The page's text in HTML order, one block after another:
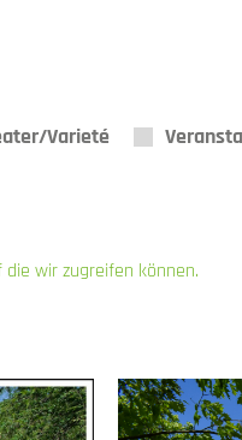
Varieté
wir zugreifen können.